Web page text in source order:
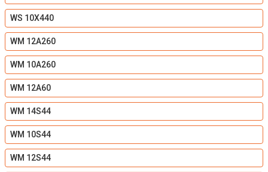
WS 10X440
WM 12A260
WM 10A260
WM 12A60
WM 14S44
WM 10S44
WM 12S44